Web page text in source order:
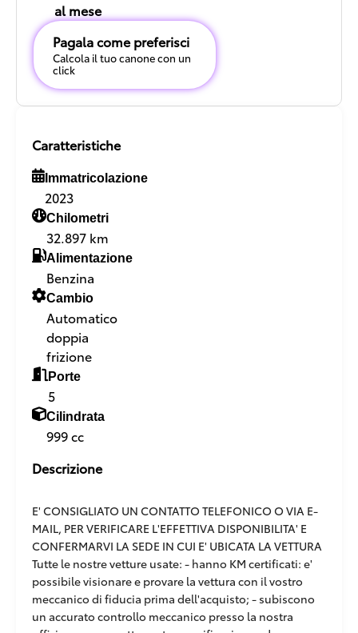
al mese
Pagala come preferisci
Calcola il tuo canone con un
click
Caratteristiche
Immatricolazione
2023
Chilometri
32.897 km
Alimentazione
Benzina
Cambio
Automatico
doppia
frizione
Porte
5
Cilindrata
999 cc
Descrizione
E' CONSIGLIATO UN CONTATTO TELEFONICO O VIA E-
MAIL, PER VERIFICARE L'EFFETTIVA DISPONIBILITA' E
CONFERMARVI LA SEDE IN CUI E' UBICATA LA VETTURA
Tutte le nostre vetture usate: - hanno KM certificati: e'
possibile visionare e provare la vettura con il vostro
meccanico di fiducia prima dell'acquisto; - subiscono
un accurato controllo meccanico presso la nostra